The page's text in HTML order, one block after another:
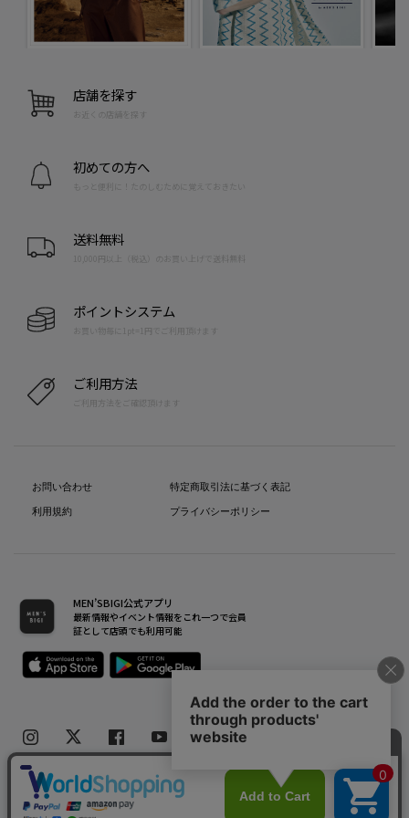
店舗を探す
お近くの店舗を探す
初めての方へ
もっと便利に！たのしむために覚えておきたい
送料無料
10,000円以上（税込）のお買い上げで送料無料
ポイントシステム
お買い物毎に1pt=1円でご利用頂けます
ご利用方法
ご利用方法をご確認頂けます
お問い合わせ
利用規約
特定商取引法に基づく表記
プライバシーポリシー
MEN’SBIGI公式アプリ
最新情報やイベント情報をこれ一つで会員
証として店頭でも利用可能
Copyright(C) Bigi Co.,Ltd.All Rights Reserved.